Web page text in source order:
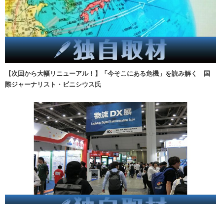
【次回から大幅リニューアル！】「今そこにある危機」を読み解く 国
際ジャーナリスト・ビニシウス氏